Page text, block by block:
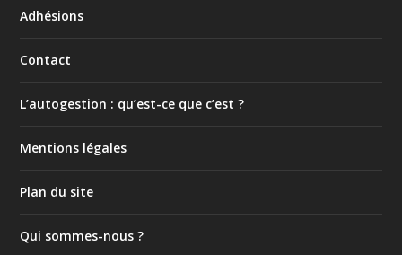
Adhésions
Contact
L’autogestion : qu’est-ce que c’est ?
Mentions légales
Plan du site
Qui sommes-nous ?